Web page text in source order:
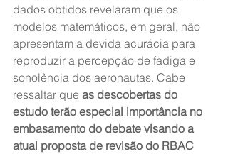
dados obtidos revelaram que os
modelos matemáticos, em geral, não
apresentam a devida acurácia para
reproduzir a percepção de fadiga e
sonolência dos aeronautas. Cabe
ressaltar que as descobertas do
estudo terão especial importância no
embasamento do debate visando a
atual proposta de revisão do RBAC